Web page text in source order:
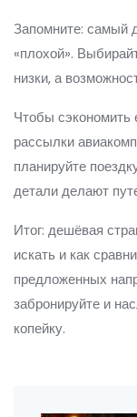
Запомните: самый
«плохой».
низки, а
Чтобы
рассылки
планируйте
детали делают
Итог: дешёвая
искать и как
предложенных
забронируйте и
копейку.